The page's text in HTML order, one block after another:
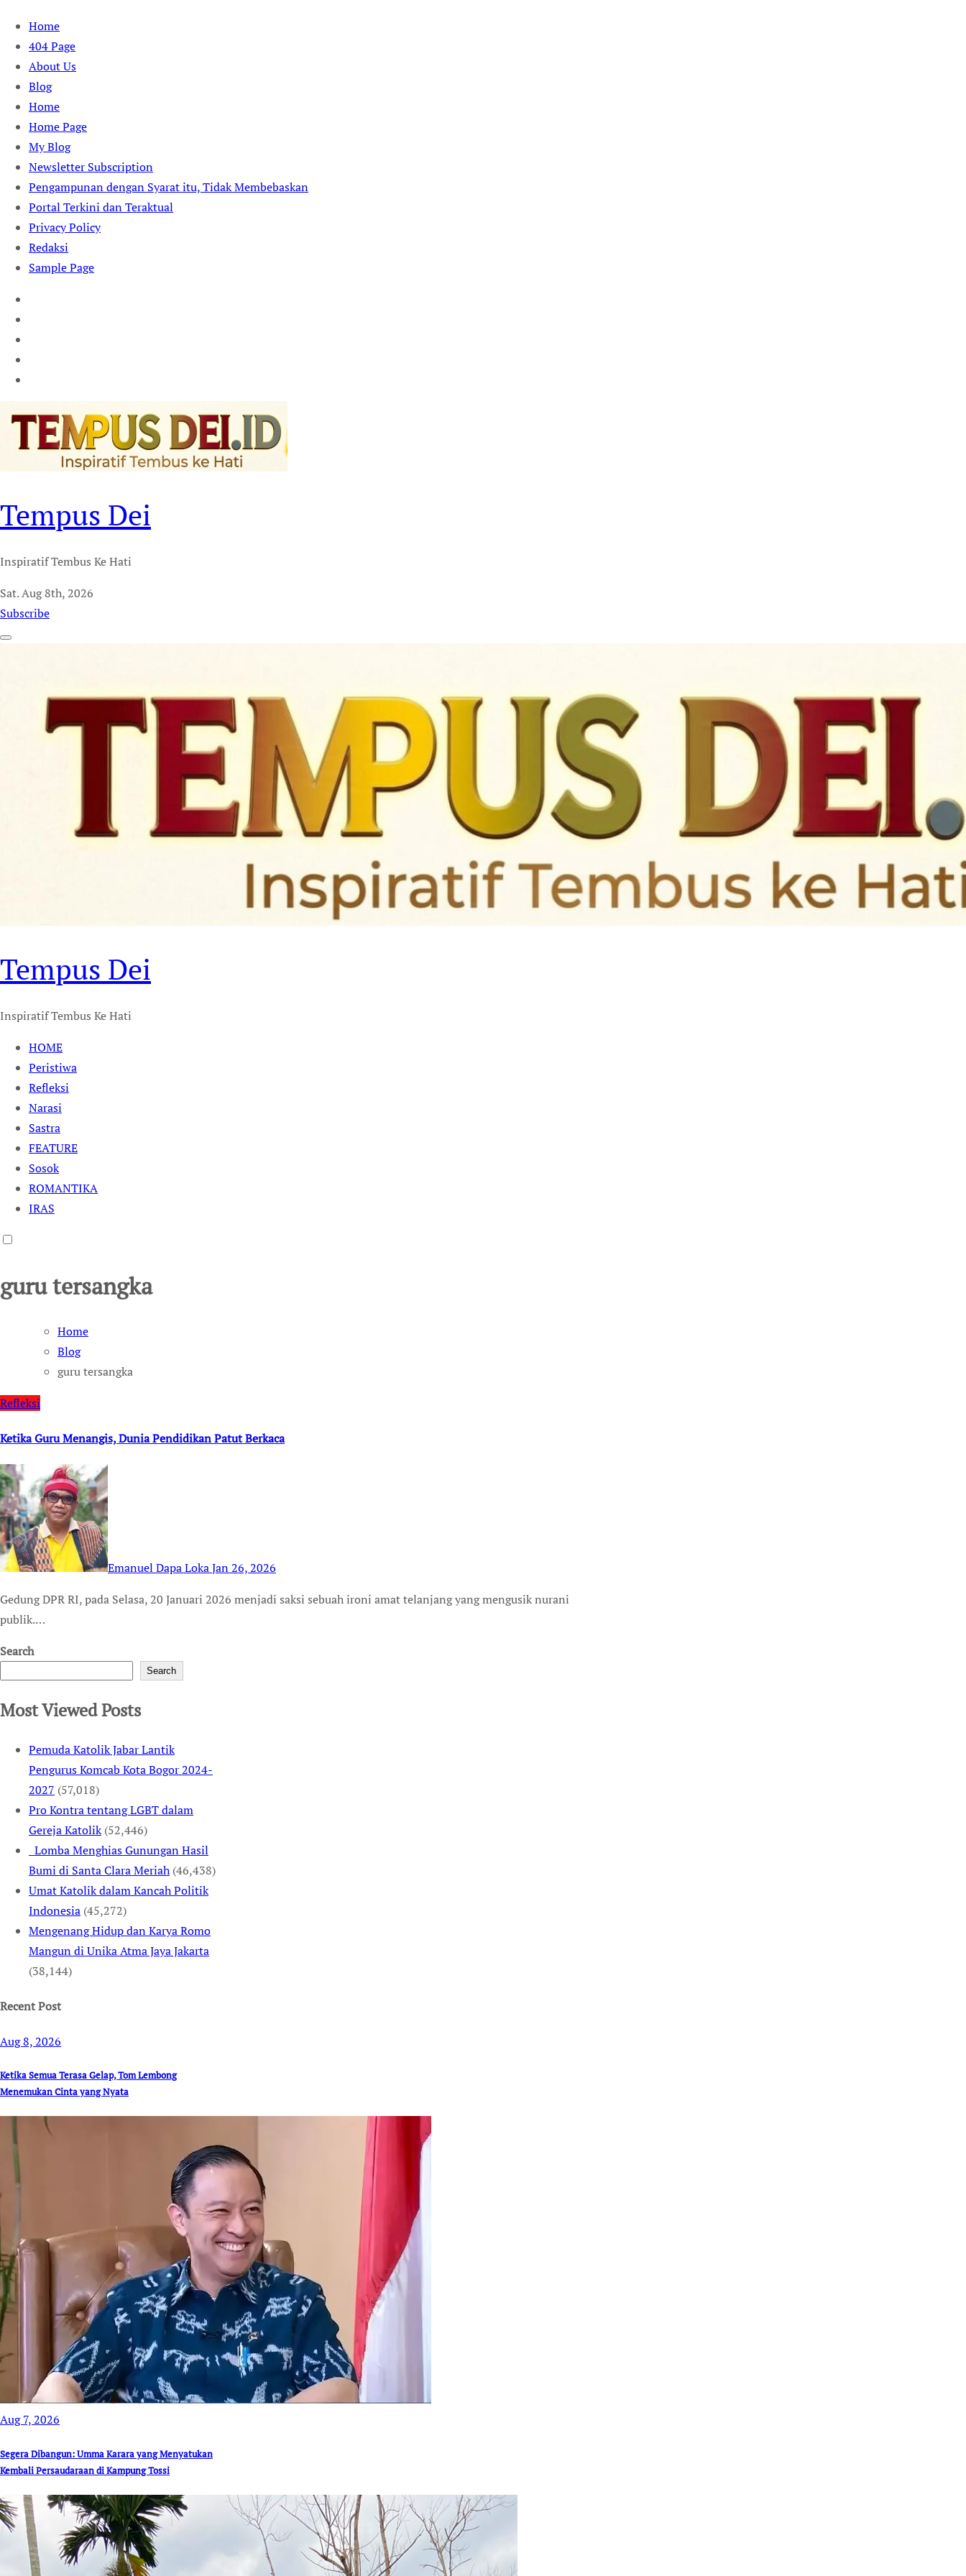
Skip
content
Home
404 Page
About Us
Blog
Home
Home Page
My Blog
Newsletter Subscription
Pengampunan dengan Syarat itu, Tidak Membebaskan
Portal Terkini dan Teraktual
Privacy Policy
Redaksi
Sample Page
Tempus Dei
Inspiratif Tembus Ke Hati
Sat. Aug 8th, 2026
Subscribe
Tempus Dei
Inspiratif Tembus Ke Hati
HOME
Peristiwa
Refleksi
Narasi
Sastra
FEATURE
Sosok
ROMANTIKA
IRAS
guru tersangka
Home
Blog
guru tersangka
Refleksi
Ketika Guru Menangis, Dunia Pendidikan Patut Berkaca
Emanuel Dapa LokaJan 26, 2026
Gedung DPR RI, pada Selasa, 20 Januari 2026 menjadi saksi sebuah ironi amat telanjang yang mengusik nurani
publik.…
Search
Search
Most Viewed Posts
Pemuda Katolik Jabar Lantik
Pengurus Komcab Kota Bogor 2024-
2027 (57,018)
Pro Kontra tentang LGBT dalam
Gereja Katolik (52,446)
Lomba Menghias Gunungan Hasil
Bumi di Santa Clara Meriah (46,438)
Umat Katolik dalam Kancah Politik
Indonesia (45,272)
Mengenang Hidup dan Karya Romo
Mangun di Unika Atma Jaya Jakarta
(38,144)
Recent Post
Aug 8, 2026
Ketika Semua Terasa Gelap, Tom Lembong
Menemukan Cinta yang Nyata
Aug 7, 2026
Segera Dibangun: Umma Karara yang Menyatukan
Kembali Persaudaraan di Kampung Tossi